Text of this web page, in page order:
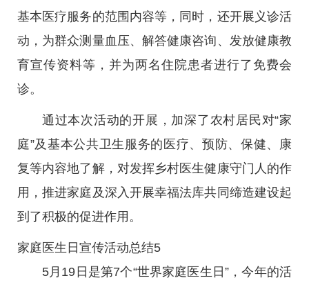
基本医疗服务的范围内容等，同时，还开展义诊活
动，为群众测量血压、解答健康咨询、发放健康教
育宣传资料等，并为两名住院患者进行了免费会
诊。
通过本次活动的开展，加深了农村居民对“家
庭”及基本公共卫生服务的医疗、预防、保健、康
复等内容地了解，对发挥乡村医生健康守门人的作
用，推进家庭及深入开展幸福法库共同缔造建设起
到了积极的促进作用。
家庭医生日宣传活动总结5
5月19日是第7个“世界家庭医生日”，今年的活